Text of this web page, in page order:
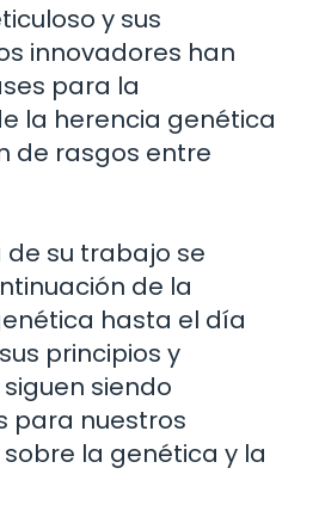
y sus
innovadores han
para la
la herencia genética
de rasgos entre
su trabajo se
de la
hasta el día
principios y
siendo
para nuestros
la genética y la